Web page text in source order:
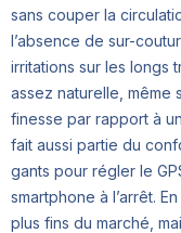
sans couper la
l’absence de sur-
irritations sur les longs
assez naturelle, même
finesse par rapport à
fait aussi partie du
gants pour régler le
smartphone à l’arrêt.
plus fins du marché,